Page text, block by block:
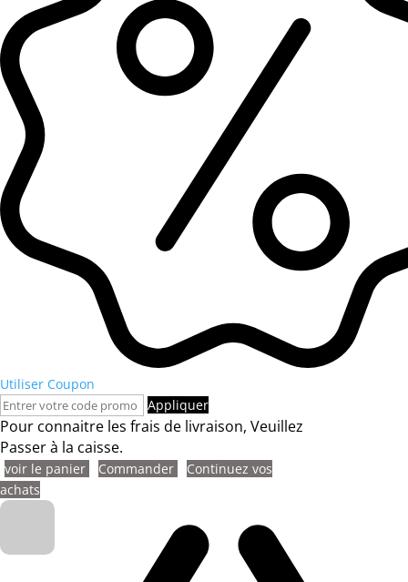
Utiliser Coupon
Appliquer
Pour connaitre les frais de livraison, Veuillez
Passer à la caisse.
voir le panier Commander
Continuez vos
achats